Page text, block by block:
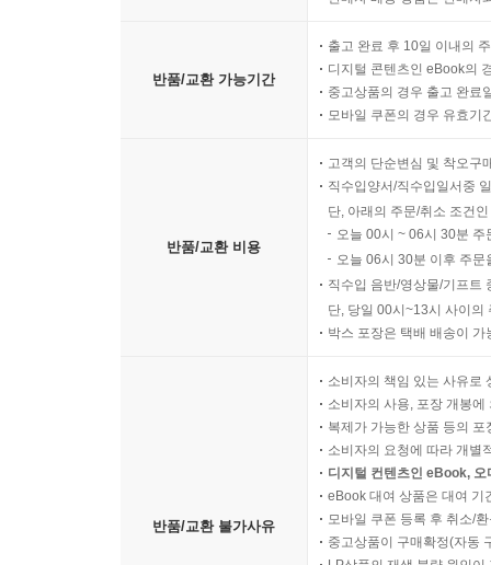
반품/교환 가능기간
출고 완료 후 10일 이내의
디지털 콘텐츠인 eBook의
중고상품의 경우 출고 완료
모바일 쿠폰의 경우 유효기
반품/교환 비용
고객의 단순변심 및 착오구
직수입양서/직수입일서중
단, 아래의 주문/취소 조건
오늘 00시 ~ 06시 30분
오늘 06시 30분 이후 주
직수입 음반/영상물/기프트
단, 당일 00시~13시 사이의
박스 포장은 택배 배송이
반품/교환 불가사유
소비자의 책임 있는 사유로
소비자의 사용, 포장 개봉
복제가 가능한 상품 등의
소비자의 요청에 따라 개별
디지털 컨텐츠인 eBook,
eBook 대여 상품은 대여 기
모바일 쿠폰 등록 후 취소/
중고상품이 구매확정(자동